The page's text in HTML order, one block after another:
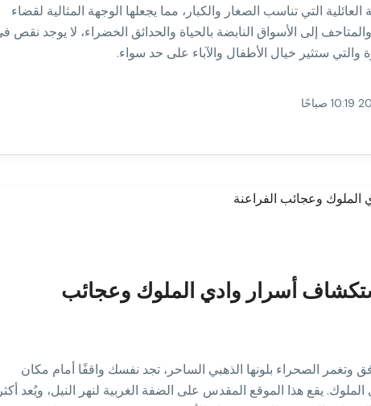
التي تناسب الصغار والكبار، مما يجعلها الوجهة المثالية لقضاء
إلى الأسواق النابضة بالحياة والحدائق الخضراء، لا يوجد نقص
والتي ستثير خيال الأطفال والآباء على حد سواء.
أسرار وادي الملوك وعجائب
الصحراء بلونها الذهبي الساحر، تجد نفسك واقفًا أمام مكان
يقع هذا الموقع المقدس على الضفة الغربية لنهر النيل، ويُعد أكثر